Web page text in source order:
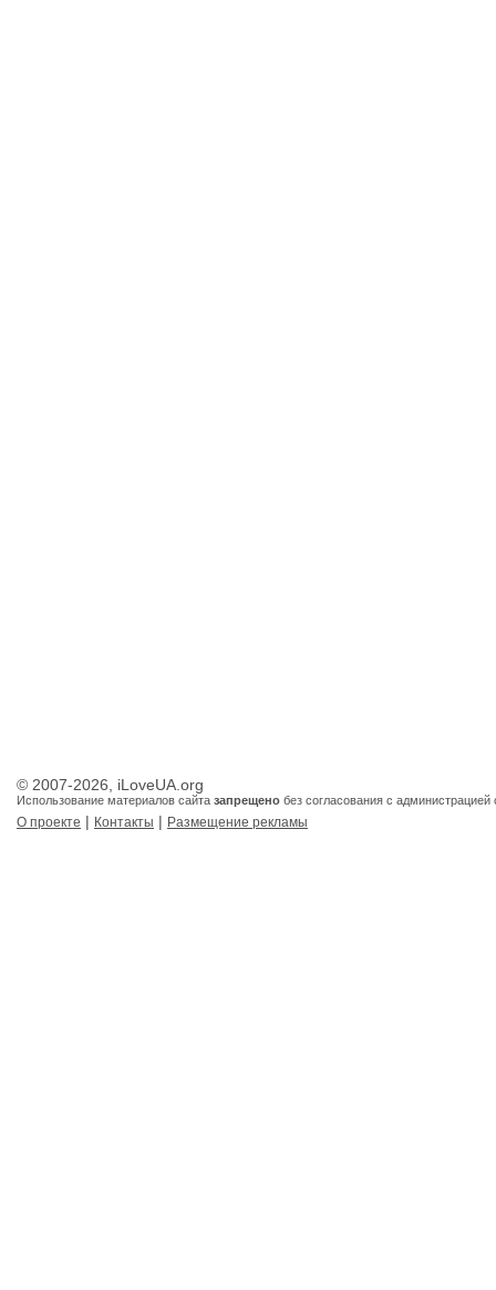
© 2007-2026, iLoveUA.org
Использование материалов сайта запрещено без согласования с администрацией
О проекте | Контакты | Размещение рекламы